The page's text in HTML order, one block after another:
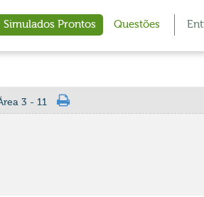
Simulados Prontos Questões
3 - 11